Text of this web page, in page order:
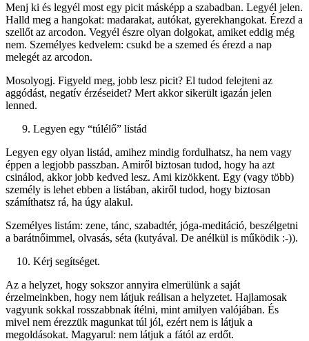
Menj ki és legyél most egy picit másképp a szabadban. Legyél jelen.
Halld meg a hangokat: madarakat, autókat, gyerekhangokat. Érezd a
szellőt az arcodon. Vegyél észre olyan dolgokat, amiket eddig még
nem. Személyes kedvelem: csukd be a szemed és érezd a nap
melegét az arcodon.
Mosolyogj. Figyeld meg, jobb lesz picit? El tudod felejteni az
aggódást, negatív érzéseidet? Mert akkor sikerült igazán jelen
lenned.
Legyen egy “túlélő” listád
Legyen egy olyan listád, amihez mindig fordulhatsz, ha nem vagy
éppen a legjobb passzban. Amiről biztosan tudod, hogy ha azt
csinálod, akkor jobb kedved lesz. Ami kizökkent. Egy (vagy több)
személy is lehet ebben a listában, akiről tudod, hogy biztosan
számíthatsz rá, ha úgy alakul.
Személyes listám: zene, tánc, szabadtér, jóga-meditáció, beszélgetni
a barátnőimmel, olvasás, séta (kutyával. De anélkül is működik :-)).
Kérj segítséget.
Az a helyzet, hogy sokszor annyira elmerülünk a saját
érzelmeinkben, hogy nem látjuk reálisan a helyzetet. Hajlamosak
vagyunk sokkal rosszabbnak ítélni, mint amilyen valójában. És
mivel nem érezzük magunkat túl jól, ezért nem is látjuk a
megoldásokat. Magyarul: nem látjuk a fától az erdőt.